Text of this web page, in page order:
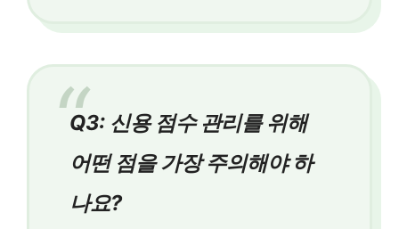
Q3: 신용 점수 관리를 위해
어떤 점을 가장 주의해야 하
나요?